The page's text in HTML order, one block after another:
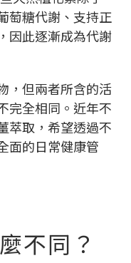
萄糖代謝、支持正
因此逐漸成為代謝
，但兩者所含的活
完全相同。近年不
萃取，希望透過不
面的日常健康管
不同？